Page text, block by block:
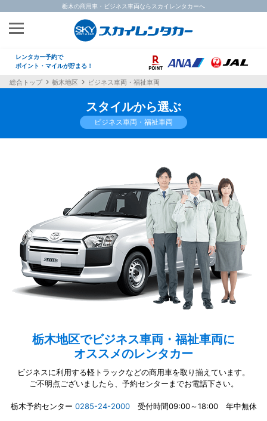
栃木の商用車・ビジネス車両ならスカイレンタカーへ
レンタカー予約で
ポイント・マイルが貯まる！
総合トップ 栃木地区 ビジネス車両・福祉車両
スタイルから選ぶ
ビジネス車両・福祉車両
栃木地区でビジネス車両・福祉車両に
オススメのレンタカー
ビジネスに利用する軽トラックなどの商用車を取り揃えています。
ご不明点ございましたら、予約センターまでお電話下さい。
栃木予約センター 0285-24-2000受付時間09:00～18:00 年中無休